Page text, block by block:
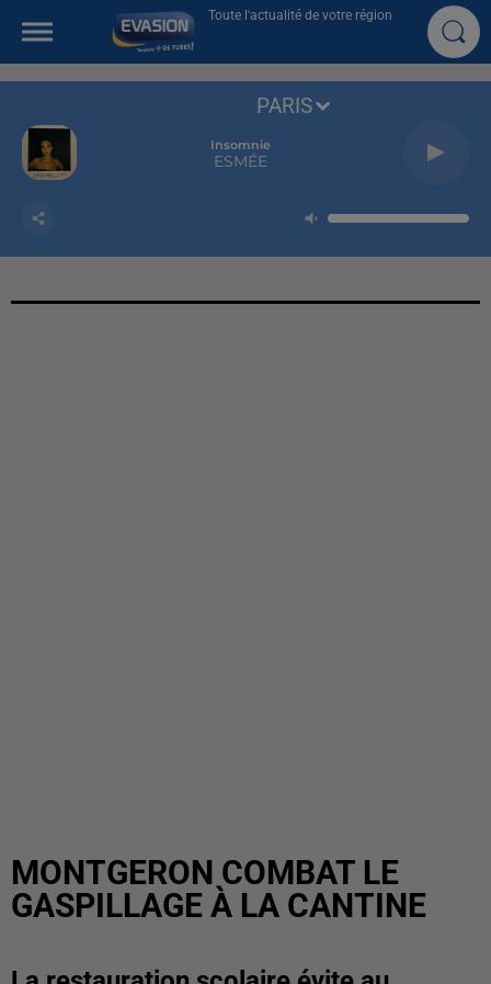
Toute l'actualité de votre région
Insomnie
ESMÉE
PARIS
MONTGERON COMBAT LE
GASPILLAGE À LA CANTINE